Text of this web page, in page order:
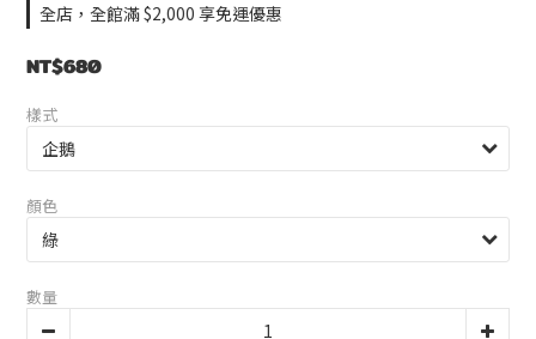
全店，全館滿 $2,000 享免運優惠
NT$680
樣式
顏色
數量